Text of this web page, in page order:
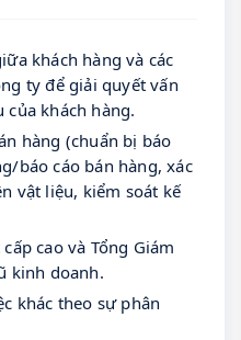
khách hàng và các
ty để giải quyết vấn
của khách hàng.
hàng (chuẩn bị báo
báo cáo bán hàng, xác
vật liệu, kiểm soát kế
cao và Tổng Giám
kinh doanh.
khác theo sự phân